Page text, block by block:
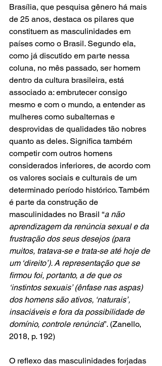
Brasília, que pesquisa gênero há mais
de 25 anos, destaca os pilares que
constituem as masculinidades em
países como o Brasil. Segundo ela,
como já discutido em parte nessa
coluna, no mês passado, ser homem
dentro da cultura brasileira, está
associado a: embrutecer consigo
mesmo e com o mundo, a entender as
mulheres como subalternas e
desprovidas de qualidades tão nobres
quanto as deles. Significa também
competir com outros homens
considerados inferiores, de acordo com
os valores sociais e culturais de um
determinado período histórico. Também
é parte da construção de
masculinidades no Brasil “a não
aprendizagem da renúncia sexual e da
frustração dos seus desejos (para
muitos, tratava-se e trata-se até hoje de
um ‘direito’). A representação que se
firmou foi, portanto, a de que os
‘instintos sexuais’ (ênfase nas aspas)
dos homens são ativos, ‘naturais’,
insaciáveis e fora da possibilidade de
domínio, controle renúncia”. (Zanello,
2018, p. 192)
O reflexo das masculinidades forjadas